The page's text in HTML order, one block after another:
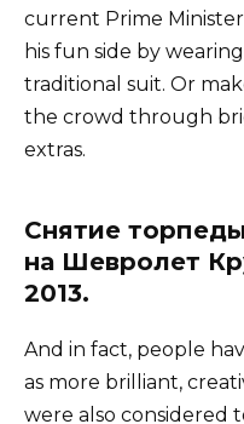
current Prime
his fun side by
traditional suit. Or
the crowd through
extras.
Снятие
на Шевролет
2013.
And in fact, people
as more brilliant,
were also